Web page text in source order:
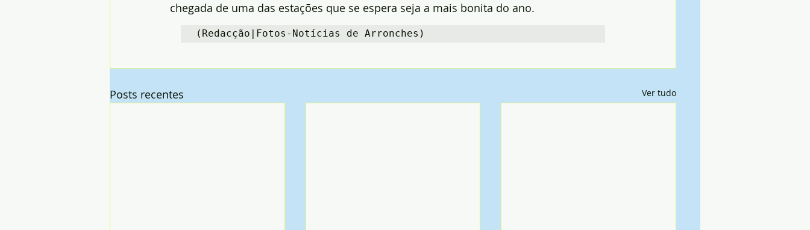
chegada de uma das estações que se espera seja a mais bonita do ano.
(Redacção|Fotos-Notícias de Arronches)
Posts recentes Ver tudo